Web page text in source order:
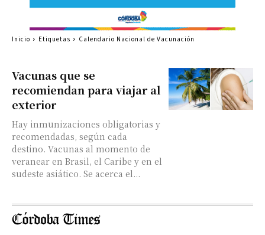
Vacunas que se
recomiendan para viajar al
exterior
Hay inmunizaciones obligatorias y
recomendadas, según cada
destino. Vacunas al momento de
veranear en Brasil, el Caribe y en el
sudeste asiático. Se acerca el...
Inicio Etiquetas Calendario Nacional de Vacunación